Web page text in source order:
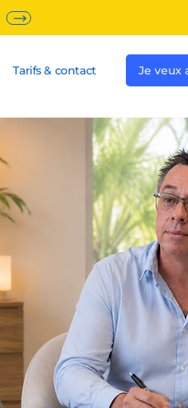
Tarifs & contact Je veux